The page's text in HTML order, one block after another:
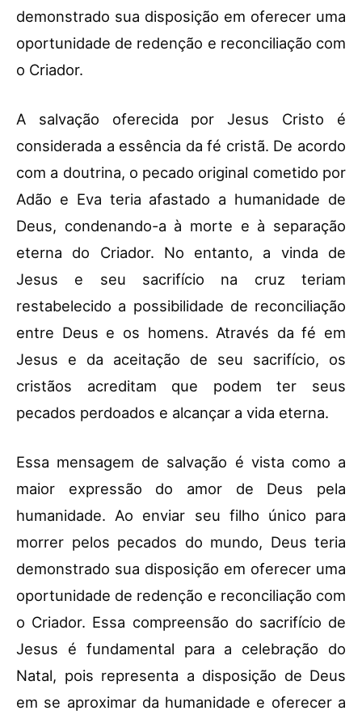
demonstrado sua disposição em oferecer uma
oportunidade de redenção e reconciliação com
o Criador.
A salvação oferecida por Jesus Cristo é
considerada a essência da fé cristã. De acordo
com a doutrina, o pecado original cometido por
Adão e Eva teria afastado a humanidade de
Deus, condenando-a à morte e à separação
eterna do Criador. No entanto, a vinda de
Jesus e seu sacrifício na cruz teriam
restabelecido a possibilidade de reconciliação
entre Deus e os homens. Através da fé em
Jesus e da aceitação de seu sacrifício, os
cristãos acreditam que podem ter seus
pecados perdoados e alcançar a vida eterna.
Essa mensagem de salvação é vista como a
maior expressão do amor de Deus pela
humanidade. Ao enviar seu filho único para
morrer pelos pecados do mundo, Deus teria
demonstrado sua disposição em oferecer uma
oportunidade de redenção e reconciliação com
o Criador. Essa compreensão do sacrifício de
Jesus é fundamental para a celebração do
Natal, pois representa a disposição de Deus
em se aproximar da humanidade e oferecer a